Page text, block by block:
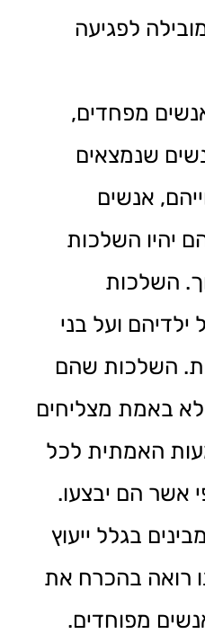
לפגיעה
מפחדים,
שנמצאים
אנשים
יהיו השלכות
השלכות
ועל בני
השלכות שהם
באמת מצליחים
האמתית לכל
אשר הם יבצעו.
בגלל ייעוץ
רואה בהכרח את
מפוחדים.